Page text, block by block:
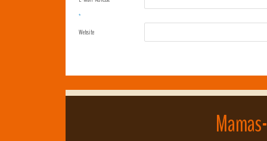
*
Website